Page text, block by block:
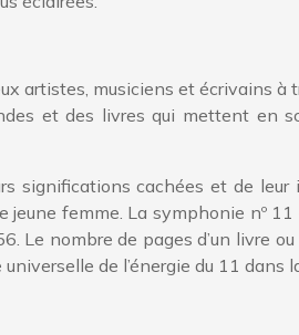
musiciens et écrivains à
et des livres qui mettent en
cachées et de
femme. La symphonie nº
nombre de pages d’un livre
de l’énergie du 11 dans